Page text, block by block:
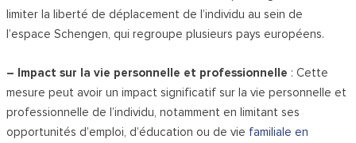
limiter la liberté de déplacement de l’individu au sein de
l’espace Schengen, qui regroupe plusieurs pays européens.
– Impact sur la vie personnelle et professionnelle : Cette
mesure peut avoir un impact significatif sur la vie personnelle et
professionnelle de l’individu, notamment en limitant ses
opportunités d’emploi, d’éducation ou de vie familiale en